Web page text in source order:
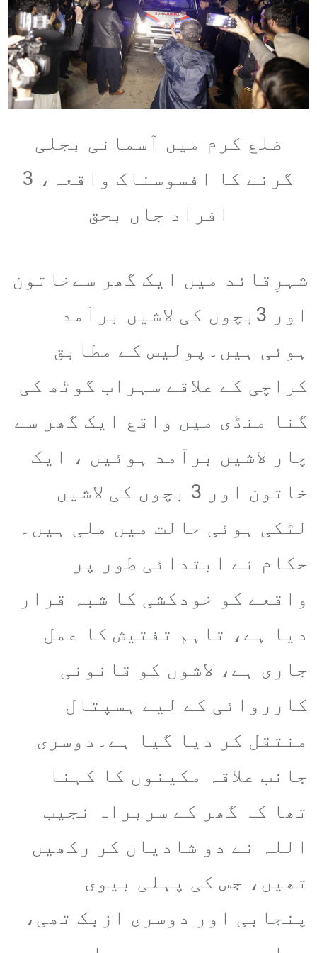
ضلع کرم میں آسمانی بجلی
گرنے کا افسوسناک واقعہ، 3
افراد جاں بحق
شہرِقائد میں ایک گھر سےخاتون
اور 3بچوں کی لاشیں برآمد
ہوئی ہیں۔پولیس کے مطابق
کراچی کے علاقے سہراب گوٹھ کی
گنا منڈی میں واقع ایک گھر سے
چار لاشیں برآمد ہوئیں ، ایک
خاتون اور 3 بچوں کی لاشیں
لٹکی ہوئی حالت میں ملی ہیں۔
حکام نے ابتدائی طور پر
واقعے کو خودکشی کا شبہ قرار
دیا ہے، تاہم تفتیش کا عمل
جاری ہے، لاشوں کو قانونی
کارروائی کے لیے ہسپتال
منتقل کر دیا گیا ہے۔دوسری
جانب علاقہ مکینوں کا کہنا
تھا کہ گھر کے سربراہ نجیب
اللہ نے دو شادیاں کر رکھیں
تھیں، جس کی پہلی بیوی
پنجابی اور دوسری ازبک تھی،